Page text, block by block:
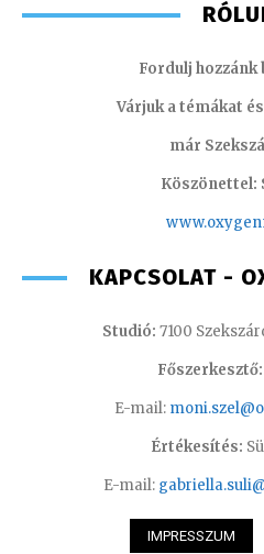
Fordulj hozzánk
Várjuk a témákat
már
Köszönettel:
KAPCSOLAT -
Studió: 7100
Főszerkesztő:
E-mail:
Értékesítés:
E-mail:
IMPRESSZUM